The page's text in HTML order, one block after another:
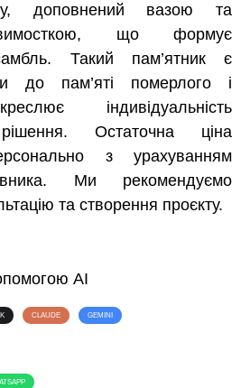
доповнений вазою та
що формує
Такий пам’ятник є
до пам’яті померлого і
індивідуальність
рішення. Остаточна ціна
з урахуванням
Ми рекомендуємо
та створення проєкту.
AI
CLAUDE GEMINI